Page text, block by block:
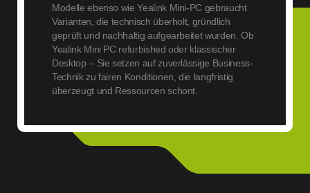
Modelle ebenso wie Yealink Mini-PC gebraucht
Varianten, die technisch überholt, gründlich
geprüft und nachhaltig aufgearbeitet wurden. Ob
Yealink Mini PC refurbished oder klassischer
Desktop – Sie setzen auf zuverlässige Business-
Technik zu fairen Konditionen, die langfristig
überzeugt und Ressourcen schont.